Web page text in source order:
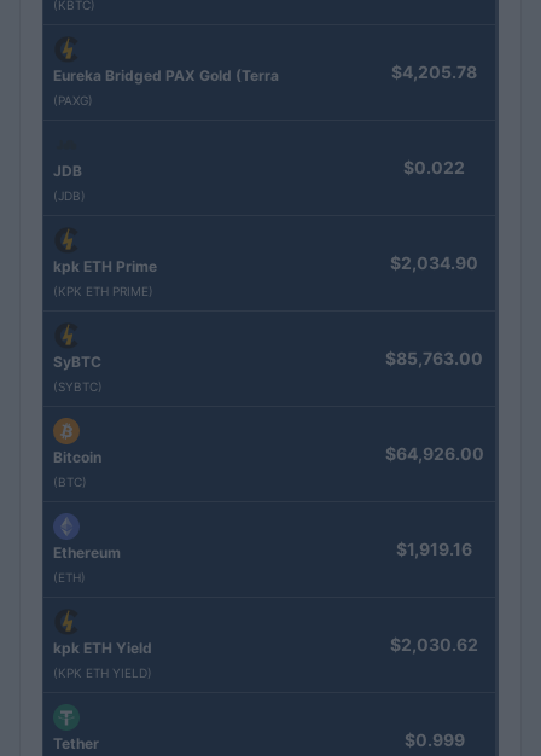
(KBTC)
Eureka Bridged PAX Gold (Terra
(PAXG)
$4,205.78
JDB
(JDB)
$0.022
kpk ETH Prime
(KPK ETH PRIME)
$2,034.90
SyBTC
(SYBTC)
$85,763.00
Bitcoin
(BTC)
$64,926.00
Ethereum
(ETH)
$1,919.16
kpk ETH Yield
(KPK ETH YIELD)
$2,030.62
Tether $0.999